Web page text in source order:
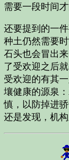
需要一段时间才
还要提到的一
种土仍然需要
石头也会冒出
了受欢迎之后
受欢迎的有其
壤健康的源泉
慎，以防掉进
还是发现，机